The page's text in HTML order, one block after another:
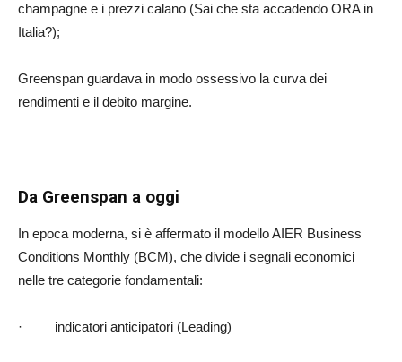
champagne e i prezzi calano (Sai che sta accadendo ORA in
Italia?);
Greenspan guardava in modo ossessivo la curva dei
rendimenti e il debito margine.
Da Greenspan a oggi
In epoca moderna, si è affermato il modello AIER Business
Conditions Monthly (BCM), che divide i segnali economici
nelle tre categorie fondamentali:
· indicatori anticipatori (Leading)